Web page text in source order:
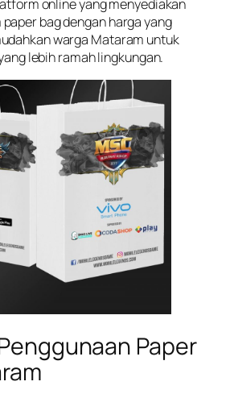
online yang menyediakan
bag dengan harga yang
warga Mataram untuk
lebih ramah lingkungan.
Paper